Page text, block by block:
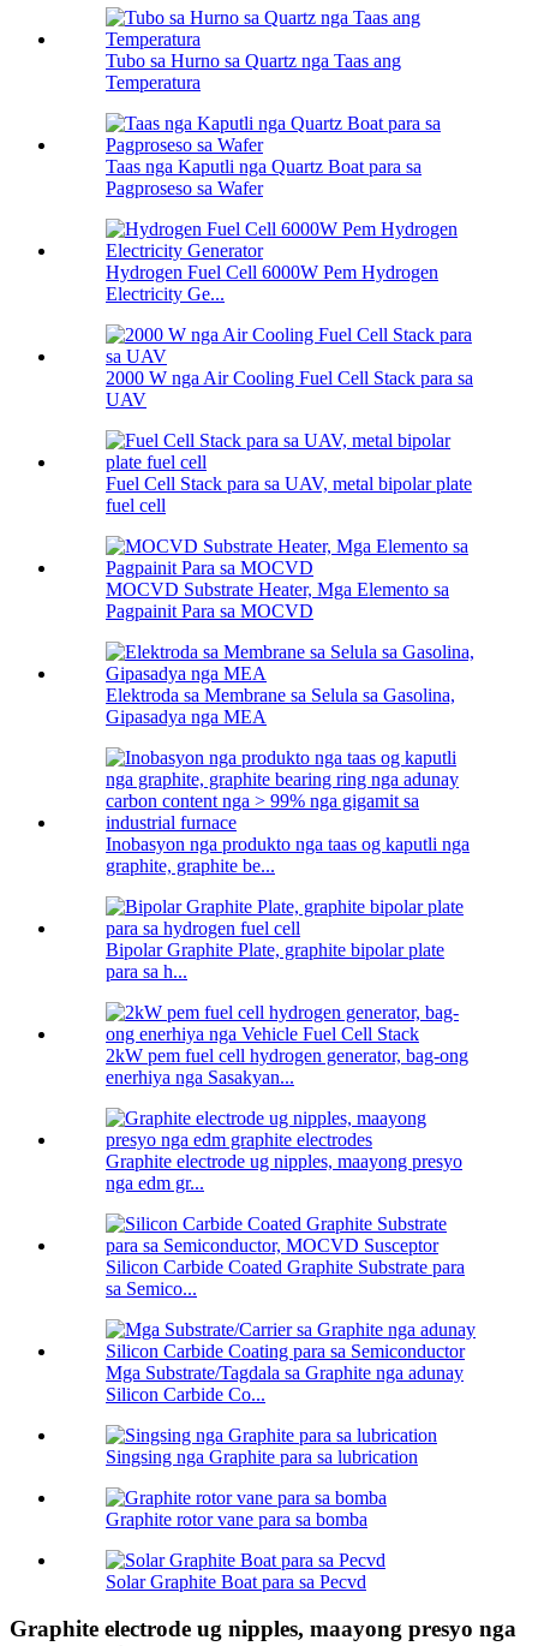
Tubo sa Hurno sa Quartz nga Taas ang
Temperatura
Taas nga Kaputli nga Quartz Boat para sa
Pagproseso sa Wafer
Hydrogen Fuel Cell 6000W Pem Hydrogen
Electricity Ge...
2000 W nga Air Cooling Fuel Cell Stack para sa
UAV
Fuel Cell Stack para sa UAV, metal bipolar plate
fuel cell
MOCVD Substrate Heater, Mga Elemento sa
Pagpainit Para sa MOCVD
Elektroda sa Membrane sa Selula sa Gasolina,
Gipasadya nga MEA
Inobasyon nga produkto nga taas og kaputli nga
graphite, graphite be...
Bipolar Graphite Plate, graphite bipolar plate
para sa h...
2kW pem fuel cell hydrogen generator, bag-ong
enerhiya nga Sasakyan...
Graphite electrode ug nipples, maayong presyo
nga edm gr...
Silicon Carbide Coated Graphite Substrate para
sa Semico...
Mga Substrate/Tagdala sa Graphite nga adunay
Silicon Carbide Co...
Singsing nga Graphite para sa lubrication
Graphite rotor vane para sa bomba
Solar Graphite Boat para sa Pecvd
Graphite electrode ug nipples, maayong presyo nga